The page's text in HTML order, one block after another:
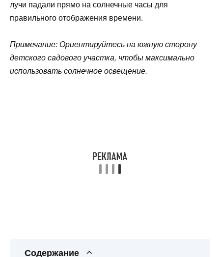
лучи падали прямо на солнечные часы для
правильного отображения времени.
Примечание: Ориентируйтесь на южную сторону
детского садового участка, чтобы максимально
использовать солнечное освещение.
Содержание